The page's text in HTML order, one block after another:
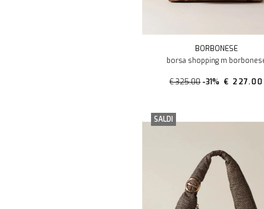
BORBONESE
borsa shopping m
€ 325.00 -31% € 227.00
SALDI